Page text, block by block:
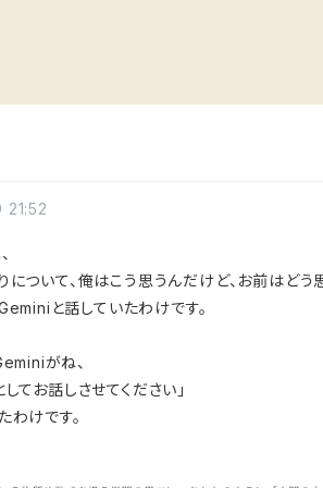
について、俺はこう思うんだけど、お前はどう
と話していたわけです。
がね、
してお話しさせてください」
わけです。